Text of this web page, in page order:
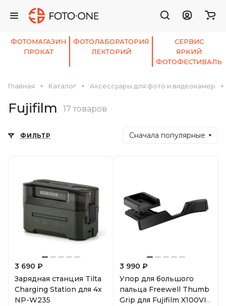
ФОТОМАГАЗИН ФОТОЛАБОРАТОРИЯ
СЕРВИС
ПРОКАТ
ЛЕКТОРИЙ
ЯРКИЙ
ФОТОФЕСТИВАЛЬ
Главная Каталог Аксессуары для фото и видеокамер
Fujifilm 17 товаров
ФИЛЬТР Сначала популярные
3 690 ₽
Зарядная станция Tilta
Charging Station для 4х
NP-W235
3 990 ₽
Упор для большого
пальца Freewell Thumb
Grip для Fujifilm X100VI,